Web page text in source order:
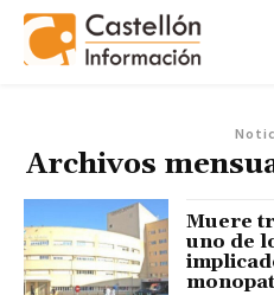
Archivos
Muere
uno de